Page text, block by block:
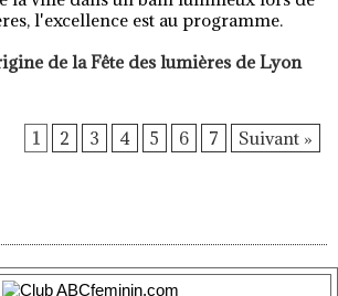
l'excellence est au programme.
de la Fête des lumières de Lyon
1 2 3 4 5 6 7 Suivant »